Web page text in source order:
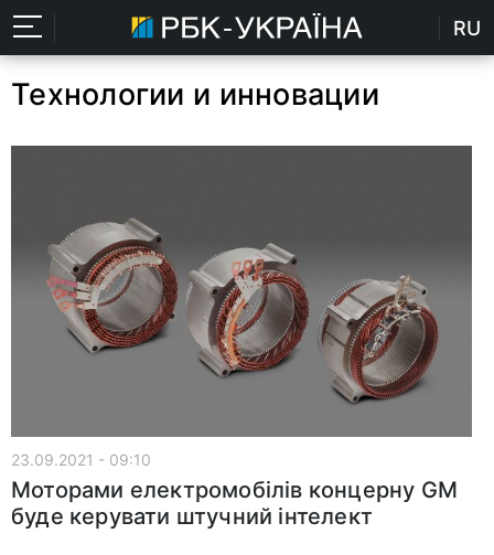
RU
Технологии и инновации
23.09.2021 - 09:10
Моторами електромобілів концерну GM
буде керувати штучний інтелект